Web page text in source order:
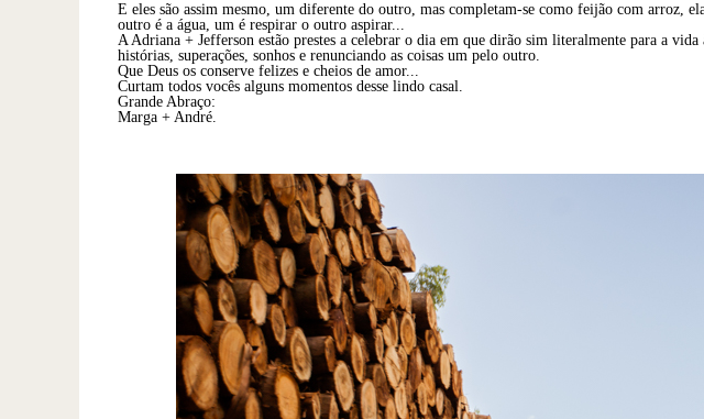
E eles são assim mesmo, um diferente do outro, mas completam-se como feijão com arroz,
outro é a água, um é respirar o outro aspirar...
A Adriana + Jefferson estão prestes a celebrar o dia em que dirão sim literalmente para a
histórias, superações, sonhos e renunciando as coisas um pelo outro.
Que Deus os conserve felizes e cheios de amor...
Curtam todos vocês alguns momentos desse lindo casal.
Grande Abraço:
Marga + André.